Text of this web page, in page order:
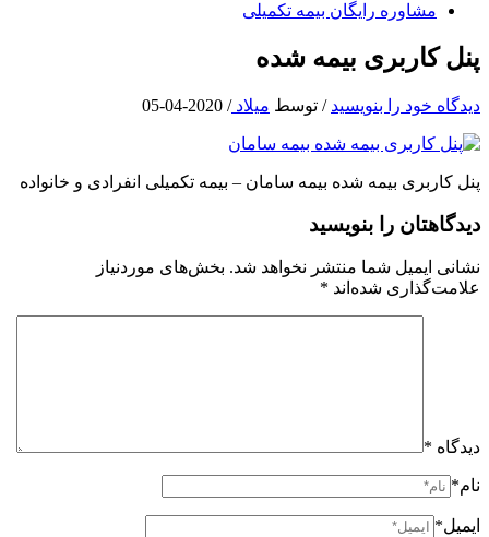
مشاوره رایگان بیمه تکمیلی
پنل کاربری بیمه شده
دیدگاه‌ خود را بنویسید / توسط میلاد/
2020-04-05
پنل کاربری بیمه شده بیمه سامان – بیمه تکمیلی انفرادی و خانواده
دیدگاهتان را بنویسید
نشانی ایمیل شما منتشر نخواهد شد. بخش‌های موردنیاز
علامت‌گذاری شده‌اند *
دیدگاه *
نام*
ایمیل*